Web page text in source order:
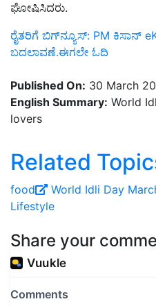
ಘೋಷಿಸಿದರು.
ರೈತರಿಗೆ ಬಿಗ್‌ನ್ಯೂಸ್‌: PM ಕಿಸಾನ್‌
ಬದಲಾವಣೆ.ಈಗಲೇ ಓದಿ
Published On: 30 March
English Summary: World
lovers
Related
food World Idli Day
Lifestyle
Share your